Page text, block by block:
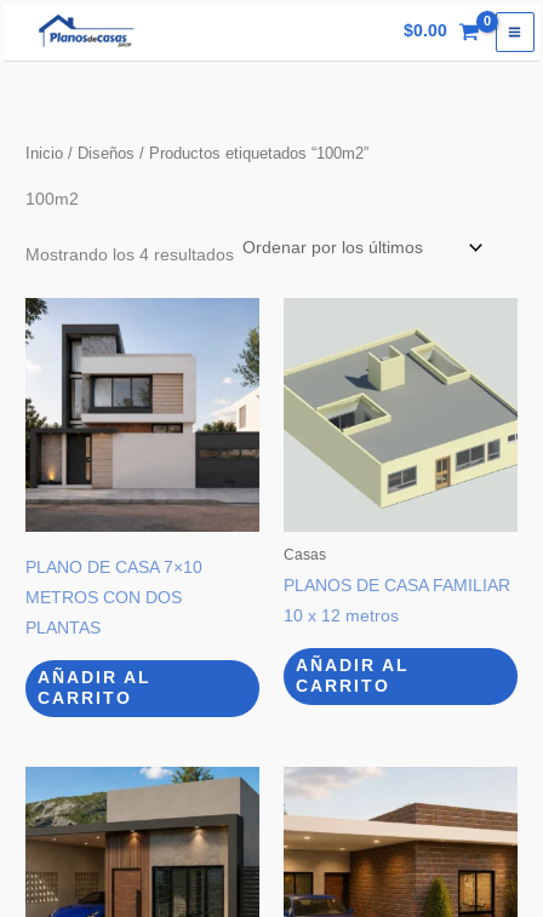
$0.00
Inicio / Diseños / Productos etiquetados “100m2”
100m2
Mostrando los 4 resultadosOrdenado
últimos
PLANO DE CASA 7×10
METROS CON DOS
PLANTAS
AÑADIR AL
CARRITO
Casas
PLANOS DE CASA FAMILIAR
10 x 12 metros
AÑADIR AL
CARRITO